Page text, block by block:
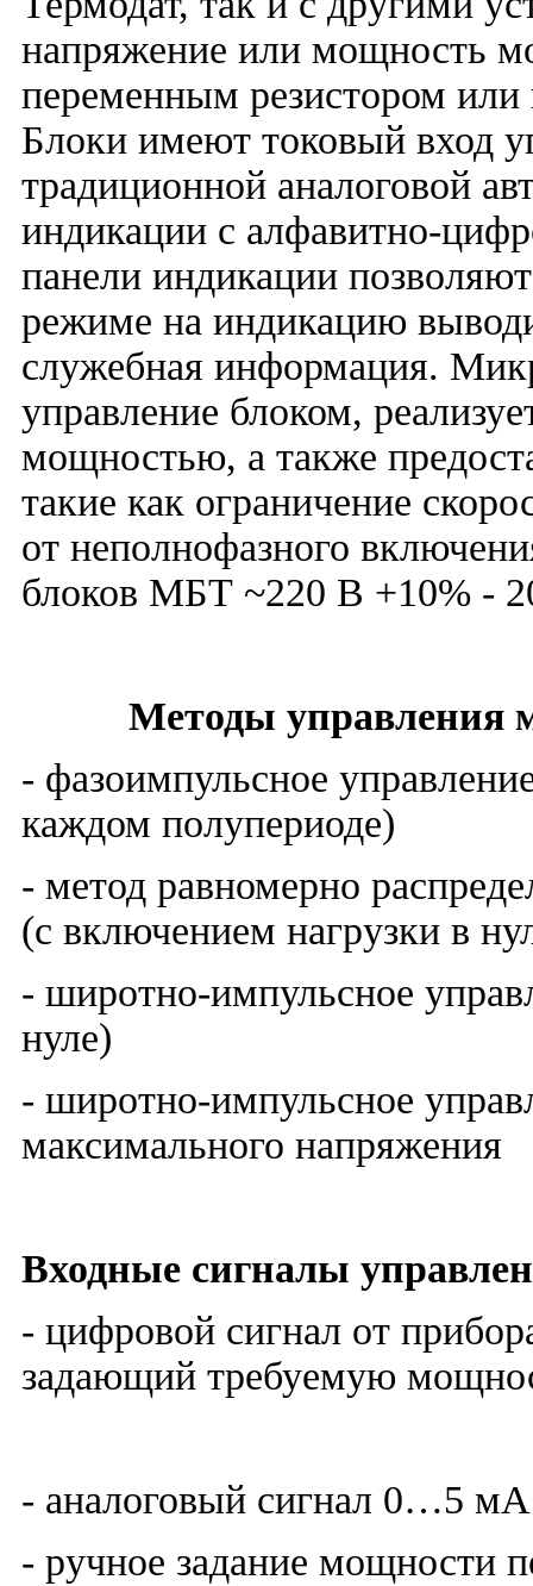
напряжение или мощность
переменным резистором
Блоки имеют токовый вход
традиционной аналоговой
индикации с алфавитно-
панели индикации
режиме на индикацию
служебная информация.
управление блоком,
мощностью, а также
такие как ограничение
от неполнофазного
блоков МБТ ~220 В +10% -
Методы управления
- фазоимпульсное
каждом полупериоде)
- метод равномерно
(с включением нагрузки в
- широтно-импульсное
нуле)
- широтно-импульсное
максимального напряжения
Входные сигналы
- цифровой сигнал от
задающий требуемую
- аналоговый сигнал 0…5
- ручное задание мощности